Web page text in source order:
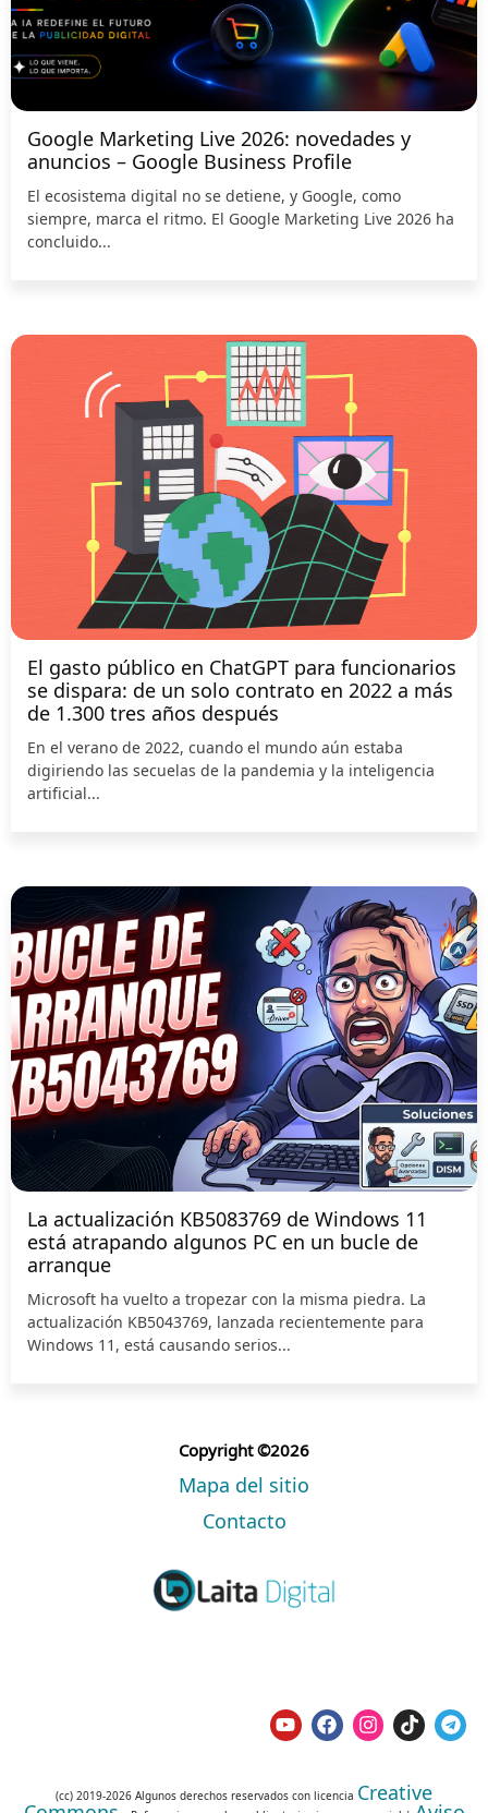
Google Marketing Live 2026: novedades y
anuncios – Google Business Profile
El ecosistema digital no se detiene, y Google, como
siempre, marca el ritmo. El Google Marketing Live 2026 ha
concluido...
El gasto público en ChatGPT para funcionarios
se dispara: de un solo contrato en 2022 a más
de 1.300 tres años después
En el verano de 2022, cuando el mundo aún estaba
digiriendo las secuelas de la pandemia y la inteligencia
artificial...
La actualización KB5083769 de Windows 11
está atrapando algunos PC en un bucle de
arranque
Microsoft ha vuelto a tropezar con la misma piedra. La
actualización KB5043769, lanzada recientemente para
Windows 11, está causando serios...
Copyright ©2026
Mapa del sitio
Contacto
(cc) 2019-2026 Algunos derechos reservados con licencia Creative